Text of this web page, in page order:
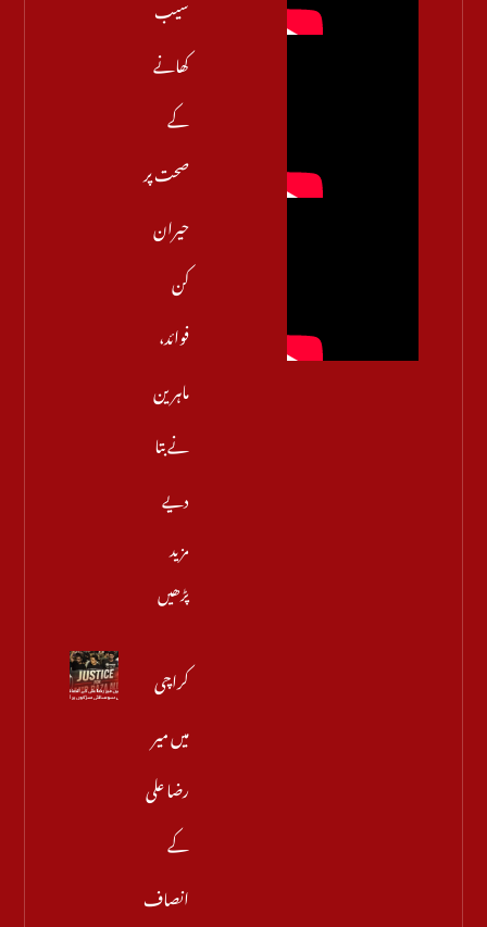
کھانے
کے
صحت پر
حیران
کن
فوائد،
ماہرین
نے بتا
دیے
مزید
پڑھیں
کراچی
میں میر
رضا علی
کے
انصاف